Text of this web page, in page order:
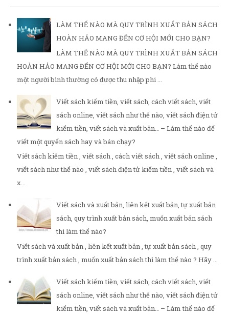
LÀM THẾ NÀO MÀ QUY TRÌNH XUẤT BẢN SÁCH
HOÀN HẢO MANG ĐẾN CƠ HỘI MỚI CHO BẠN?
LÀM THẾ NÀO MÀ QUY TRÌNH XUẤT BẢN SÁCH
HOÀN HẢO MANG ĐẾN CƠ HỘI MỚI CHO BẠN? Làm thế nào
một người bình thường có được thu nhập phi ...
Viết sách kiếm tiền, viết sách, cách viết sách, viết
sách online, viết sách như thế nào, viết sách điện tử
kiếm tiền, viết sách và xuất bản… – Làm thế nào để
viết một quyển sách hay và bán chạy?
Viết sách kiếm tiền , viết sách , cách viết sách , viết sách online ,
viết sách như thế nào , viết sách điện tử kiếm tiền , viết sách và
x...
Viết sách và xuất bản, liên kết xuất bản, tự xuất bản
sách, quy trình xuất bản sách, muốn xuất bản sách
thì làm thế nào?
Viết sách và xuất bản , liên kết xuất bản , tự xuất bản sách , quy
trình xuất bản sách , muốn xuất bản sách thì làm thế nào ? Hãy ...
Viết sách kiếm tiền, viết sách, cách viết sách, viết
sách online, viết sách như thế nào, viết sách điện tử
kiếm tiền, viết sách và xuất bản… – Làm thế nào để